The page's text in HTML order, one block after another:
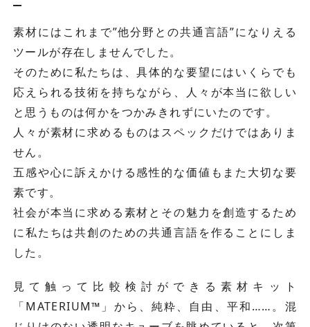
素材にはこれまで”他分野との共通言語”になりえる
ツールが存在しませんでした。
そのために私たちは、具体的な要望にはいくらでも
応えられる技術を持ちながら、人々が本当に欲しい
と思うものは何かをつかみきれずにいたのです。
人々が素材に求めるものはスペックだけではありま
せん。
五感や心に訴えかける感性的な価値もまた大切な要
素です。
社会が本当に求める素材とその魅力を創造するため
に私たちは共創のための共通言語を作ることにしま
した。
見て触って比較検討ができる素材キット
「MATERIUM™」から、純粋、自由、平和……。混